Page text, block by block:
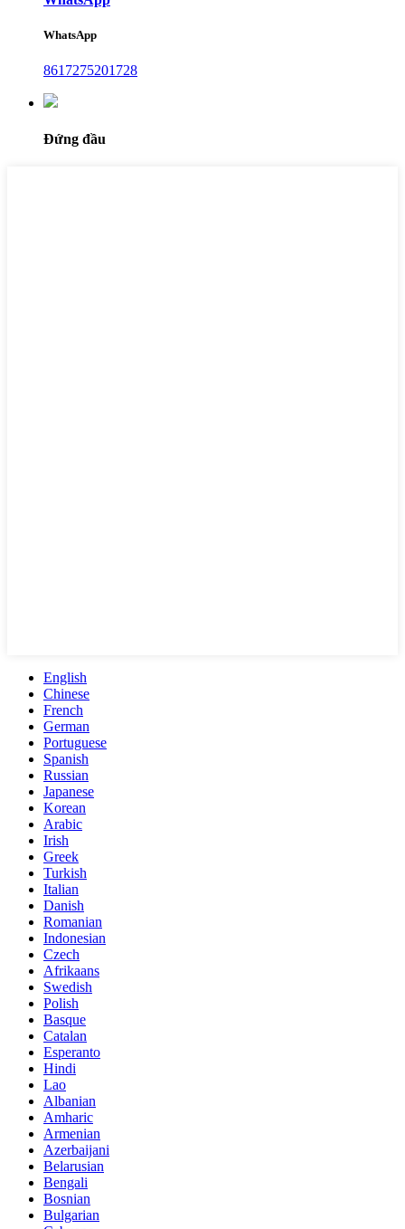
WhatsApp
8617275201728
Đứng đầu
English
Chinese
French
German
Portuguese
Spanish
Russian
Japanese
Korean
Arabic
Irish
Greek
Turkish
Italian
Danish
Romanian
Indonesian
Czech
Afrikaans
Swedish
Polish
Basque
Catalan
Esperanto
Hindi
Lao
Albanian
Amharic
Armenian
Azerbaijani
Belarusian
Bengali
Bosnian
Bulgarian